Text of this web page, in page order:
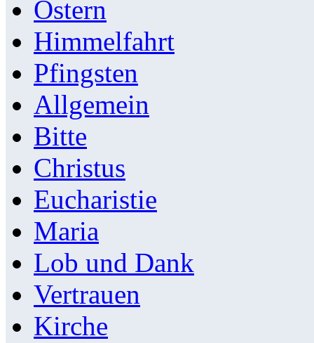
Ostern
Himmelfahrt
Pfingsten
Allgemein
Bitte
Christus
Eucharistie
Maria
Lob und Dank
Vertrauen
Kirche